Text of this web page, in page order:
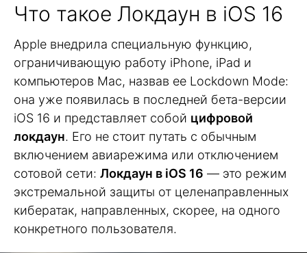
Что такое Локдаун в iOS 16
Apple внедрила специальную функцию,
ограничивающую работу iPhone, iPad и
компьютеров Mac, назвав ее Lockdown Mode:
она уже появилась в последней бета-версии
iOS 16 и представляет собой цифровой
локдаун. Его не стоит путать с обычным
включением авиарежима или отключением
сотовой сети: Локдаун в iOS 16 — это режим
экстремальной защиты от целенаправленных
кибератак, направленных, скорее, на одного
конкретного пользователя.